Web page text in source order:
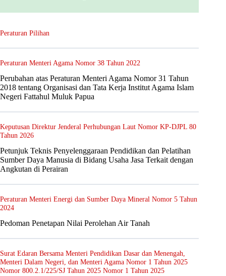
Peraturan Pilihan
Peraturan Menteri Agama Nomor 38 Tahun 2022
Perubahan atas Peraturan Menteri Agama Nomor 31 Tahun
2018 tentang Organisasi dan Tata Kerja Institut Agama Islam
Negeri Fattahul Muluk Papua
Keputusan Direktur Jenderal Perhubungan Laut Nomor KP-DJPL 80
Tahun 2026
Petunjuk Teknis Penyelenggaraan Pendidikan dan Pelatihan
Sumber Daya Manusia di Bidang Usaha Jasa Terkait dengan
Angkutan di Perairan
Peraturan Menteri Energi dan Sumber Daya Mineral Nomor 5 Tahun
2024
Pedoman Penetapan Nilai Perolehan Air Tanah
Surat Edaran Bersama Menteri Pendidikan Dasar dan Menengah,
Menteri Dalam Negeri, dan Menteri Agama Nomor 1 Tahun 2025
Nomor 800.2.1/225/SJ Tahun 2025 Nomor 1 Tahun 2025